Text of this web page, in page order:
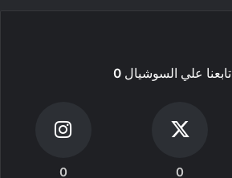
تابعنا علي السوشيال0
0
0